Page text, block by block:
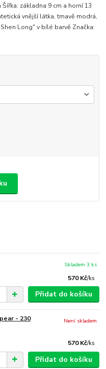
Šířka: základna 9 cm a horní 13
vnější látka, tmavě modrá,
Long" v bílé barvě Značka:
570 Kč/ks
Skladem 3 ks
Přidat do košíku
- 230
570 Kč/ks
Není skladem
Přidat do košíku